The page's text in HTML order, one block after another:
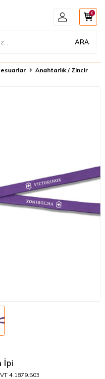
ARA
0
Anahtarlık / Zincir
İpi
VT 4.1879.503